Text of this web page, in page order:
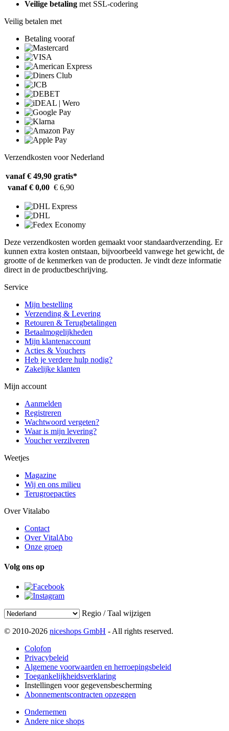
Veilige betaling met SSL-codering
Veilig betalen met
Betaling vooraf
Verzendkosten voor Nederland
vanaf € 49,90 gratis*
vanaf € 0,00 € 6,90
Deze verzendkosten worden gemaakt voor standaardverzending. Er
kunnen extra kosten ontstaan, bijvoorbeeld vanwege het gewicht, de
grootte of de kenmerken van de producten. Je vindt deze informatie
direct in de productbeschrijving.
Service
Mijn bestelling
Verzending & Levering
Retouren & Terugbetalingen
Betaalmogelijkheden
Mijn klantenaccount
Acties & Vouchers
Heb je verdere hulp nodig?
Zakelijke klanten
Mijn account
Aanmelden
Registreren
Wachtwoord vergeten?
Waar is mijn levering?
Voucher verzilveren
Weetjes
Magazine
Wij en ons milieu
Terugroepacties
Over Vitalabo
Contact
Over VitalAbo
Onze groep
Volg ons op
Regio / Taal wijzigen
© 2010-2026 niceshops GmbH - All rights reserved.
Colofon
Privacybeleid
Algemene voorwaarden en herroepingsbeleid
Toegankelijkheidsverklaring
Instellingen voor gegevensbescherming
Abonnementscontracten opzeggen
Ondernemen
Andere nice shops